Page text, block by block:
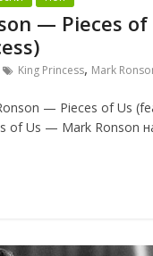
— Pieces
King Princess, Mark
— Pieces of Us
of Us — Mark Ronson